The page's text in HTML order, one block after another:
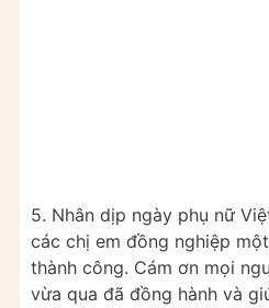
5. Nhân dịp ngày phụ nữ
các chị em đồng nghiệp
thành công. Cám ơn mọi
vừa qua đã đồng hành và